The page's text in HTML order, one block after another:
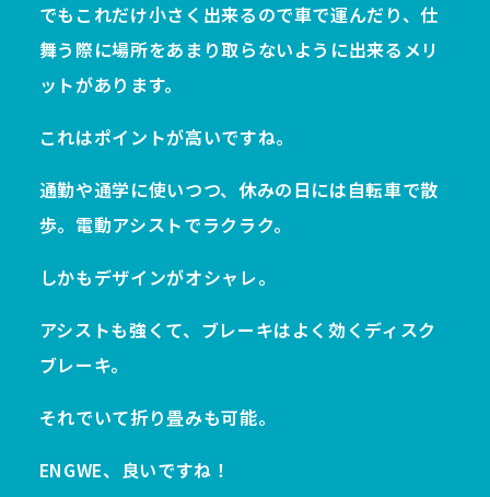
でもこれだけ小さく出来るので車で運んだり、仕
舞う際に場所をあまり取らないように出来るメリ
ットがあります。
これはポイントが高いですね。
通勤や通学に使いつつ、休みの日には自転車で散
歩。電動アシストでラクラク。
しかもデザインがオシャレ。
アシストも強くて、ブレーキはよく効くディスク
ブレーキ。
それでいて折り畳みも可能。
ENGWE、良いですね！